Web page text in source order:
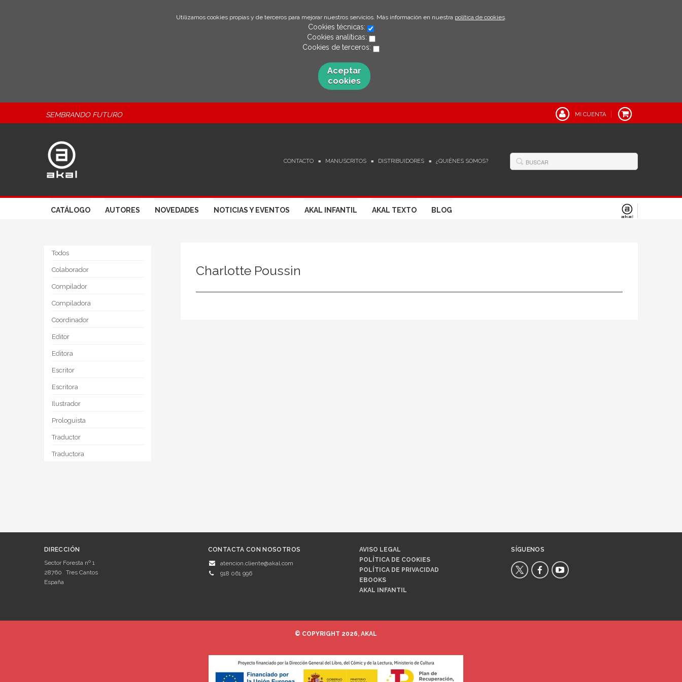
Utilizamos cookies propias y de terceros para mejorar nuestros servicios. Más información en nuestra política de cookies.
Cookies técnicas:
Cookies analíticas:
Cookies de terceros:
Aceptar
cookies
SEMBRANDO FUTURO MI CUENTA
CONTACTO MANUSCRITOS DISTRIBUIDORES ¿QUIÉNES SOMOS?
CATÁLOGO AUTORES NOVEDADES NOTICIAS Y EVENTOS AKAL INFANTIL AKAL TEXTO BLOG
Todos
Colaborador
Compilador
Compiladora
Coordinador
Editor
Editora
Escritor
Escritora
Ilustrador
Prologuista
Traductor
Traductora
Charlotte Poussin
DIRECCIÓN
Sector Foresta nº 1
28760
Tres Cantos
España
CONTACTA CON NOSOTROS
atencion.cliente@akal.com
918 061 996
AVISO LEGAL
POLÍTICA DE COOKIES
POLÍTICA DE PRIVACIDAD
EBOOKS
AKAL INFANTIL
SÍGUENOS
© COPYRIGHT 2026, AKAL